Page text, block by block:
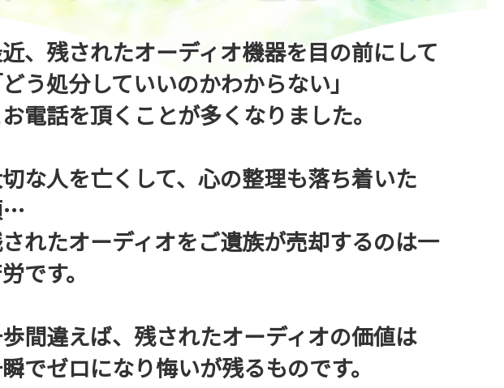
、残されたオーディオ機器を目の前にして
どう処分していいのかわからない」
お電話を頂くことが多くなりました。
な人を亡くして、心の整理も落ち着いた
…
れたオーディオをご遺族が売却するのは一
です。
間違えば、残されたオーディオの価値は
でゼロになり悔いが残るものです。